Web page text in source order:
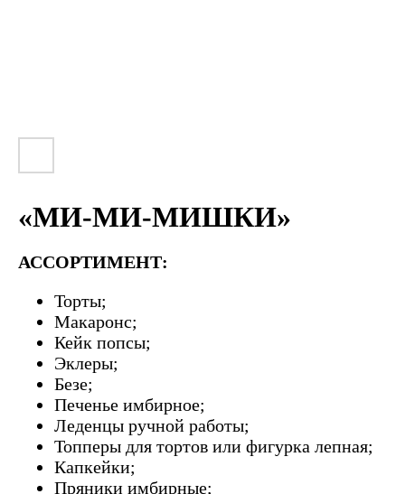
«МИ-МИ-МИШКИ»
АССОРТИМЕНТ:
Торты;
Макаронс;
Кейк попсы;
Эклеры;
Безе;
Печенье имбирное;
Леденцы ручной работы;
Топперы для тортов или фигурка лепная;
Капкейки;
Пряники имбирные;